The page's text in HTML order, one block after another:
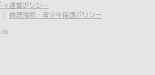
ィ運営ポリシー
倫理規範・青少年保護ポリシー